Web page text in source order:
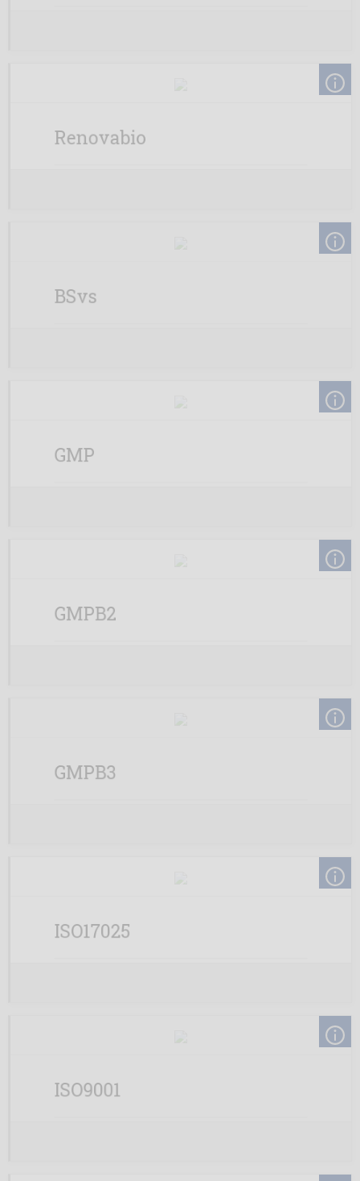
Renovabio
BSvs
GMP
GMPB2
GMPB3
ISO17025
ISO9001